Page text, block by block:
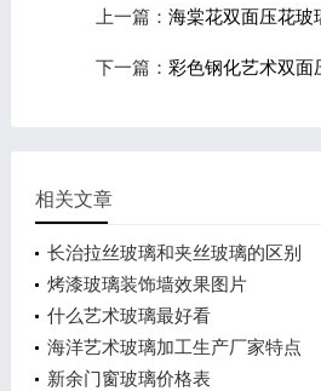
上一篇： 海棠花双面压花玻
下一篇： 彩色钢化艺术双面
相关文章
长治拉丝玻璃和夹丝玻璃的区别
烤漆玻璃装饰墙效果图片
什么艺术玻璃最好看
海洋艺术玻璃加工生产厂家特点
新余门窗玻璃价格表